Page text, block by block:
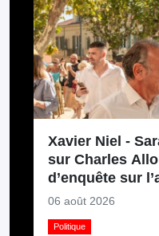
Xavier Niel -
sur Charles
d’enquête sur
06 août 2026
Politique